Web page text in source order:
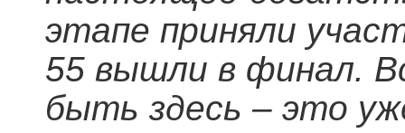
этапе приняли
55 вышли в финал.
быть здесь – это